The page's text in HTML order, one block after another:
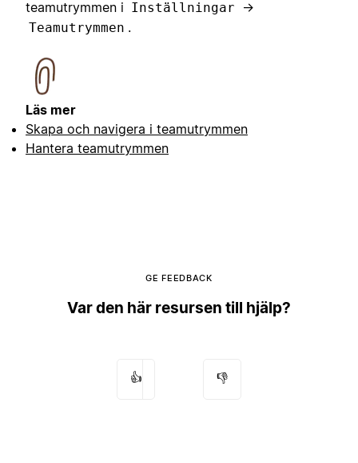
teamutrymmen i Inställningar →
Teamutrymmen .
Läs mer
Skapa och navigera i teamutrymmen
Hantera teamutrymmen
GE FEEDBACK
Var den här resursen till hjälp?
👍 👎